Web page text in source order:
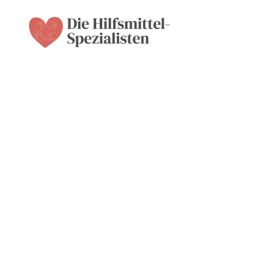
Nordic Aids Group